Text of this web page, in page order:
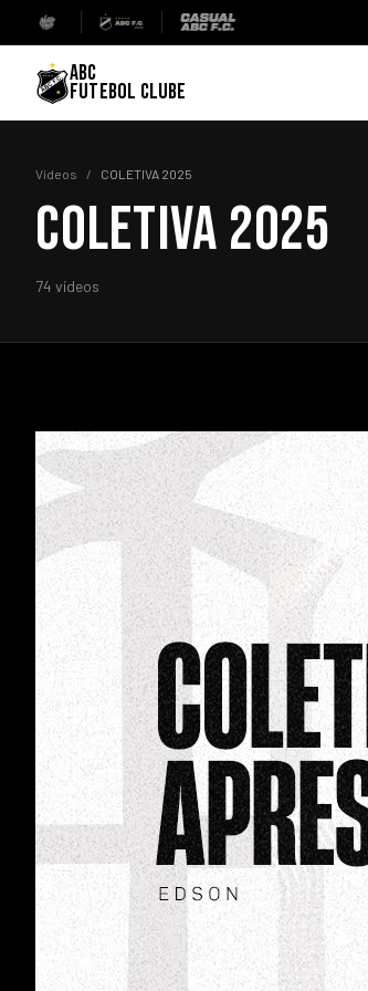
ABC
FUTEBOL CLUBE
Vídeos / COLETIVA 2025
COLETIVA 2025
74 vídeos